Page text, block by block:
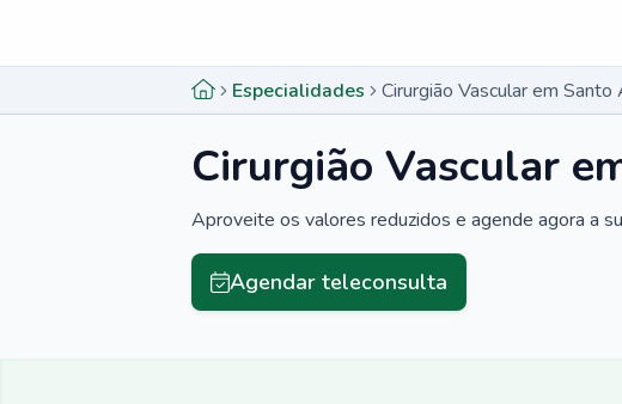
Especialidades Cirurgião Vascular em
Cirurgião Vascular
Aproveite os valores reduzidos e agende agora a
Agendar teleconsulta